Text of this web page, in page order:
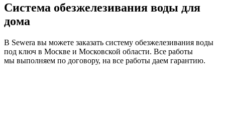
Система обезжелезивания воды для
дома
В Sewera вы можете заказать систему обезжелезивания воды
под ключ в Москве и Московской области. Все работы
мы выполняем по договору, на все работы даем гарантию.